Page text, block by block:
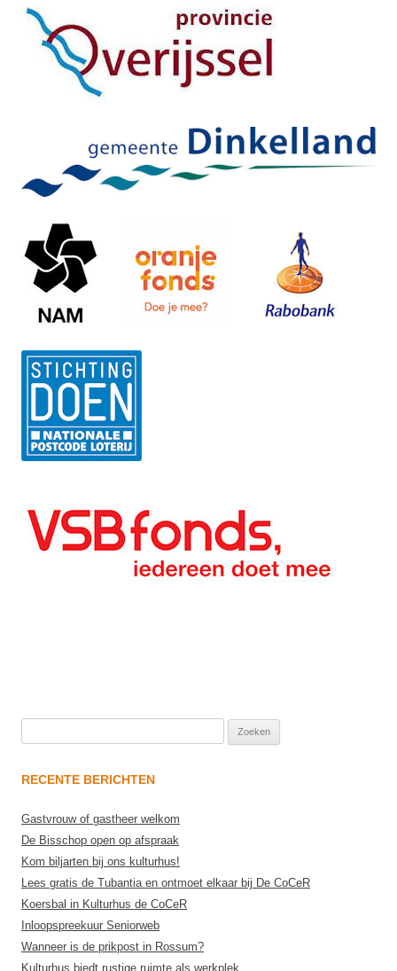
naar:
RECENTE BERICHTEN
Gastvrouw of gastheer welkom
De Bisschop open op afspraak
Kom biljarten bij ons kulturhus!
Lees gratis de Tubantia en ontmoet elkaar bij De CoCeR
Koersbal in Kulturhus de CoCeR
Inloopspreekuur Seniorweb
Wanneer is de prikpost in Rossum?
Kulturhus biedt rustige ruimte als werkplek